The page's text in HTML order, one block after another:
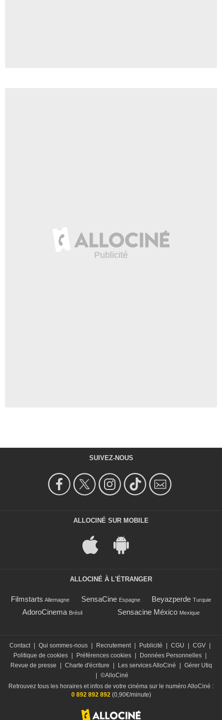
SUIVEZ-NOUS
ALLOCINÉ SUR MOBILE
ALLOCINÉ À L'ÉTRANGER
Filmstarts Allemagne SensaCine Espagne Beyazperde Turquie
AdoroCinema Brésil Sensacine México Mexique
Contact Qui sommes-nous Recrutement Publicité CGU CGV
Politique de cookies
Préférences cookies Données Personnelles
Revue de presse
Charte d'écriture Les services AlloCiné
Gérer Utiq
©AlloCiné
Retrouvez tous les horaires et infos de votre cinéma sur le numéro AlloCiné :
0 892 892 892(0,90€/minute)